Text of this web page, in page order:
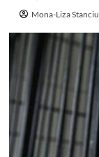
Mona-Liza Stanciu